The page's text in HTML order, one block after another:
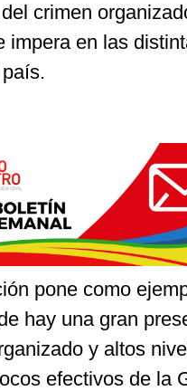
crimen
impera en las
pone como
hay una gran
y altos
efectivos de la